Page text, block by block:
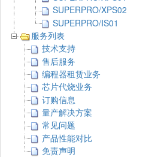
SUPERPRO/XPS02
SUPERPRO/IS01
服务列表
技术支持
售后服务
编程器租赁业务
芯片代烧业务
订购信息
量产解决方案
常见问题
产品性能对比
免责声明